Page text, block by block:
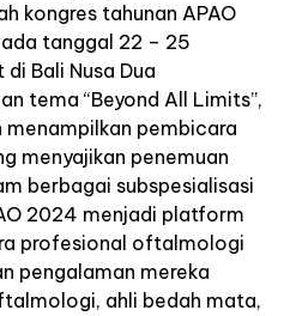
kongres tahunan APAO
tanggal 22 – 25
Bali Nusa Dua
tema “Beyond All Limits”,
menampilkan pembicara
menyajikan penemuan
berbagai subspesialisasi
2024 menjadi platform
profesional oftalmologi
pengalaman mereka
ahli bedah mata,